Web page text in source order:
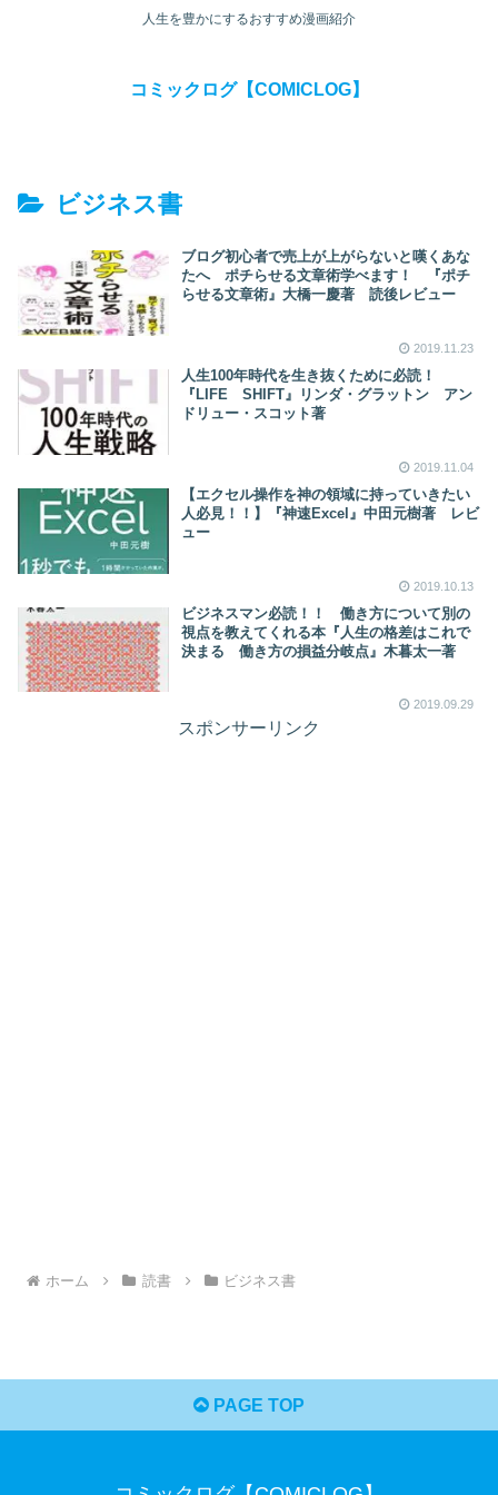
人生を豊かにするおすすめ漫画紹介
コミックログ【COMICLOG】
ビジネス書
ブログ初心者で売上が上がらないと嘆くあな
たへ ポチらせる文章術学べます！ 『ポチ
らせる文章術』大橋一慶著 読後レビュー
2019.11.23
人生100年時代を生き抜くために必読！
『LIFE SHIFT』リンダ・グラットン アン
ドリュー・スコット著
2019.11.04
【エクセル操作を神の領域に持っていきたい
人必見！！】『神速Excel』中田元樹著 レビ
ュー
2019.10.13
ビジネスマン必読！！ 働き方について別の
視点を教えてくれる本『人生の格差はこれで
決まる 働き方の損益分岐点』木暮太一著
2019.09.29
スポンサーリンク
ホーム 読書 ビジネス書
PAGE TOP